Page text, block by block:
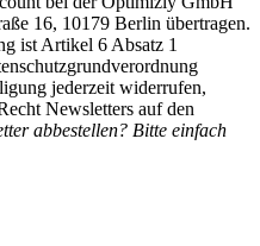
16, 10179 Berlin übertragen.
ist Artikel 6 Absatz 1
jederzeit widerrufen,
Newsletters auf den
abbestellen? Bitte einfach